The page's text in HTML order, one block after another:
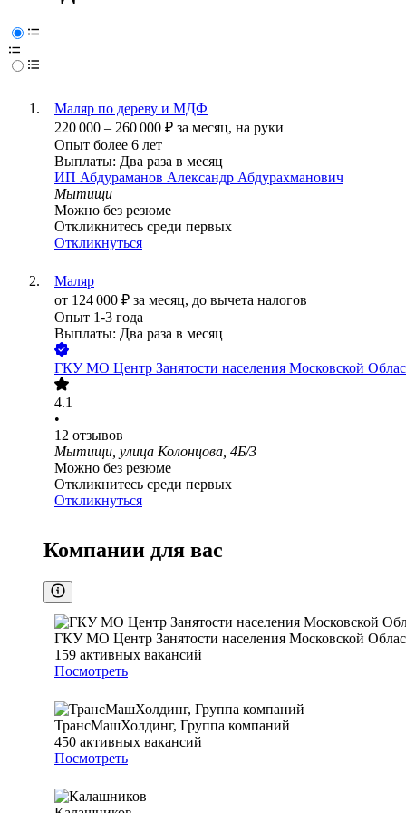
Маляр по дереву и МДФ
220 000 – 260 000 ₽ за месяц, на руки
Опыт более 6 лет
Выплаты: Два раза в месяц
ИП Абдураманов Александр Абдурахманович
Мытищи
Можно без резюме
Откликнитесь среди первых
Откликнуться
Маляр
от 124 000 ₽ за месяц, до вычета налогов
Опыт 1-3 года
Выплаты: Два раза в месяц
ГКУ МО Центр Занятости населения Московской
4.1
•
12 отзывов
Мытищи, улица Колонцова, 4Б/3
Можно без резюме
Откликнитесь среди первых
Откликнуться
Компании для вас
ГКУ МО Центр Занятости населения Московской
159 активных вакансий
Посмотреть
ТрансМашХолдинг, Группа компаний
450 активных вакансий
Посмотреть